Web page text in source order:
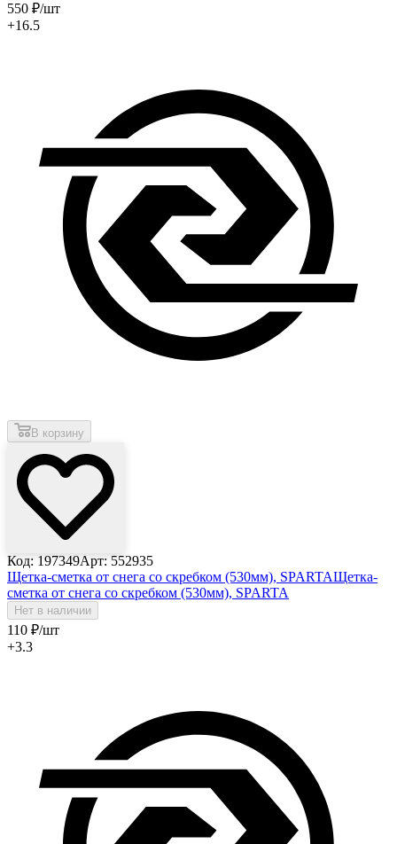
550 ₽/шт
+16.5
В корзину
Код: 197349Арт: 552935
Щетка-сметка от снега со скребком (530мм), SPARTAЩетка-
сметка от снега со скребком (530мм), SPARTA
Нет в наличии
110 ₽/шт
+3.3